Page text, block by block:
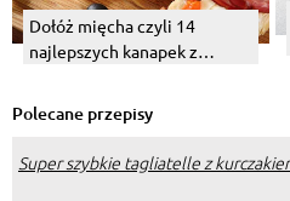
Dołóż mięcha czyli 14
najlepszych kanapek z
Polecane przepisy
Super szybkie tagliatelle z